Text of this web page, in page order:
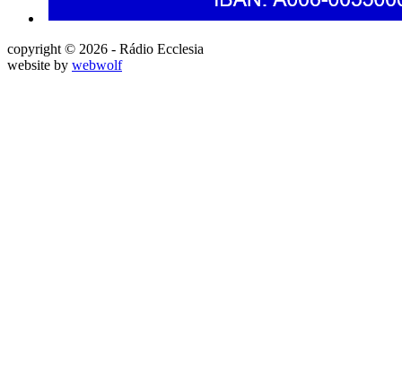
copyright © 2026 - Rádio Ecclesia
website by webwolf